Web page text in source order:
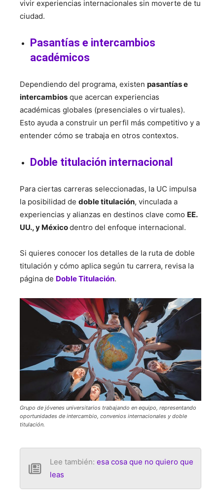
vivir experiencias internacionales sin moverte de tu
ciudad.
Pasantías e intercambios
académicos
Dependiendo del programa, existen pasantías e
intercambios que acercan experiencias
académicas globales (presenciales o virtuales).
Esto ayuda a construir un perfil más competitivo y a
entender cómo se trabaja en otros contextos.
Doble titulación internacional
Para ciertas carreras seleccionadas, la UC impulsa
la posibilidad de doble titulación, vinculada a
experiencias y alianzas en destinos clave como EE.
UU., y Méxicodentro del enfoque internacional.
Si quieres conocer los detalles de la ruta de doble
titulación y cómo aplica según tu carrera, revisa la
página de Doble Titulación.
Grupo de jóvenes universitarios trabajando en equipo, representando
oportunidades de intercambio, convenios internacionales y doble
titulación.
Lee también: esa cosa que no quiero que
leas